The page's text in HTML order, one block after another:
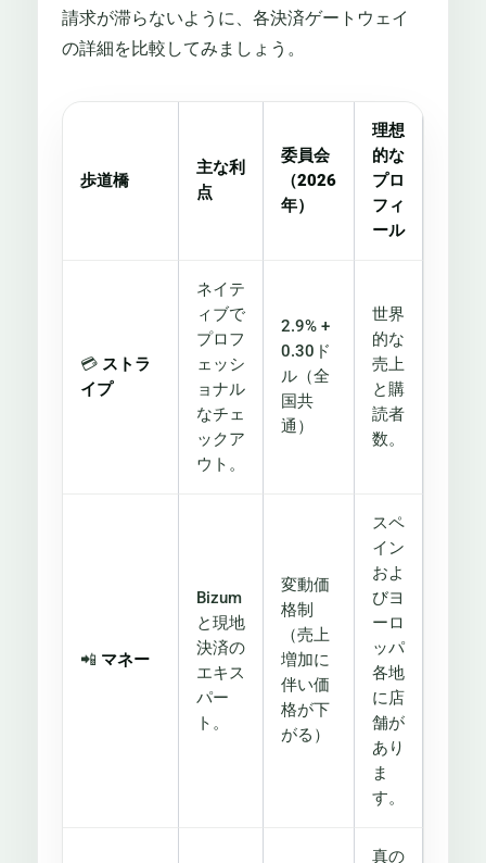
請求が滞らないように、各決済ゲートウェイ
の詳細を比較してみましょう。
歩道橋
主な利
点
委員会
（2026
年）
理想
的な
プロ
フィ
ール
💳 ストラ
イプ
ネイテ
ィブで
プロフ
ェッシ
ョナル
なチェ
ックア
ウト。
2.9% +
0.30ド
ル（全
国共
通）
世界
的な
売上
と購
読者
数。
📲 マネー
Bizum
と現地
決済の
エキス
パー
ト。
変動価
格制
（売上
増加に
伴い価
格が下
がる）
スペ
イン
およ
びヨ
ーロ
ッパ
各地
に店
舗が
あり
ま
す。
真の